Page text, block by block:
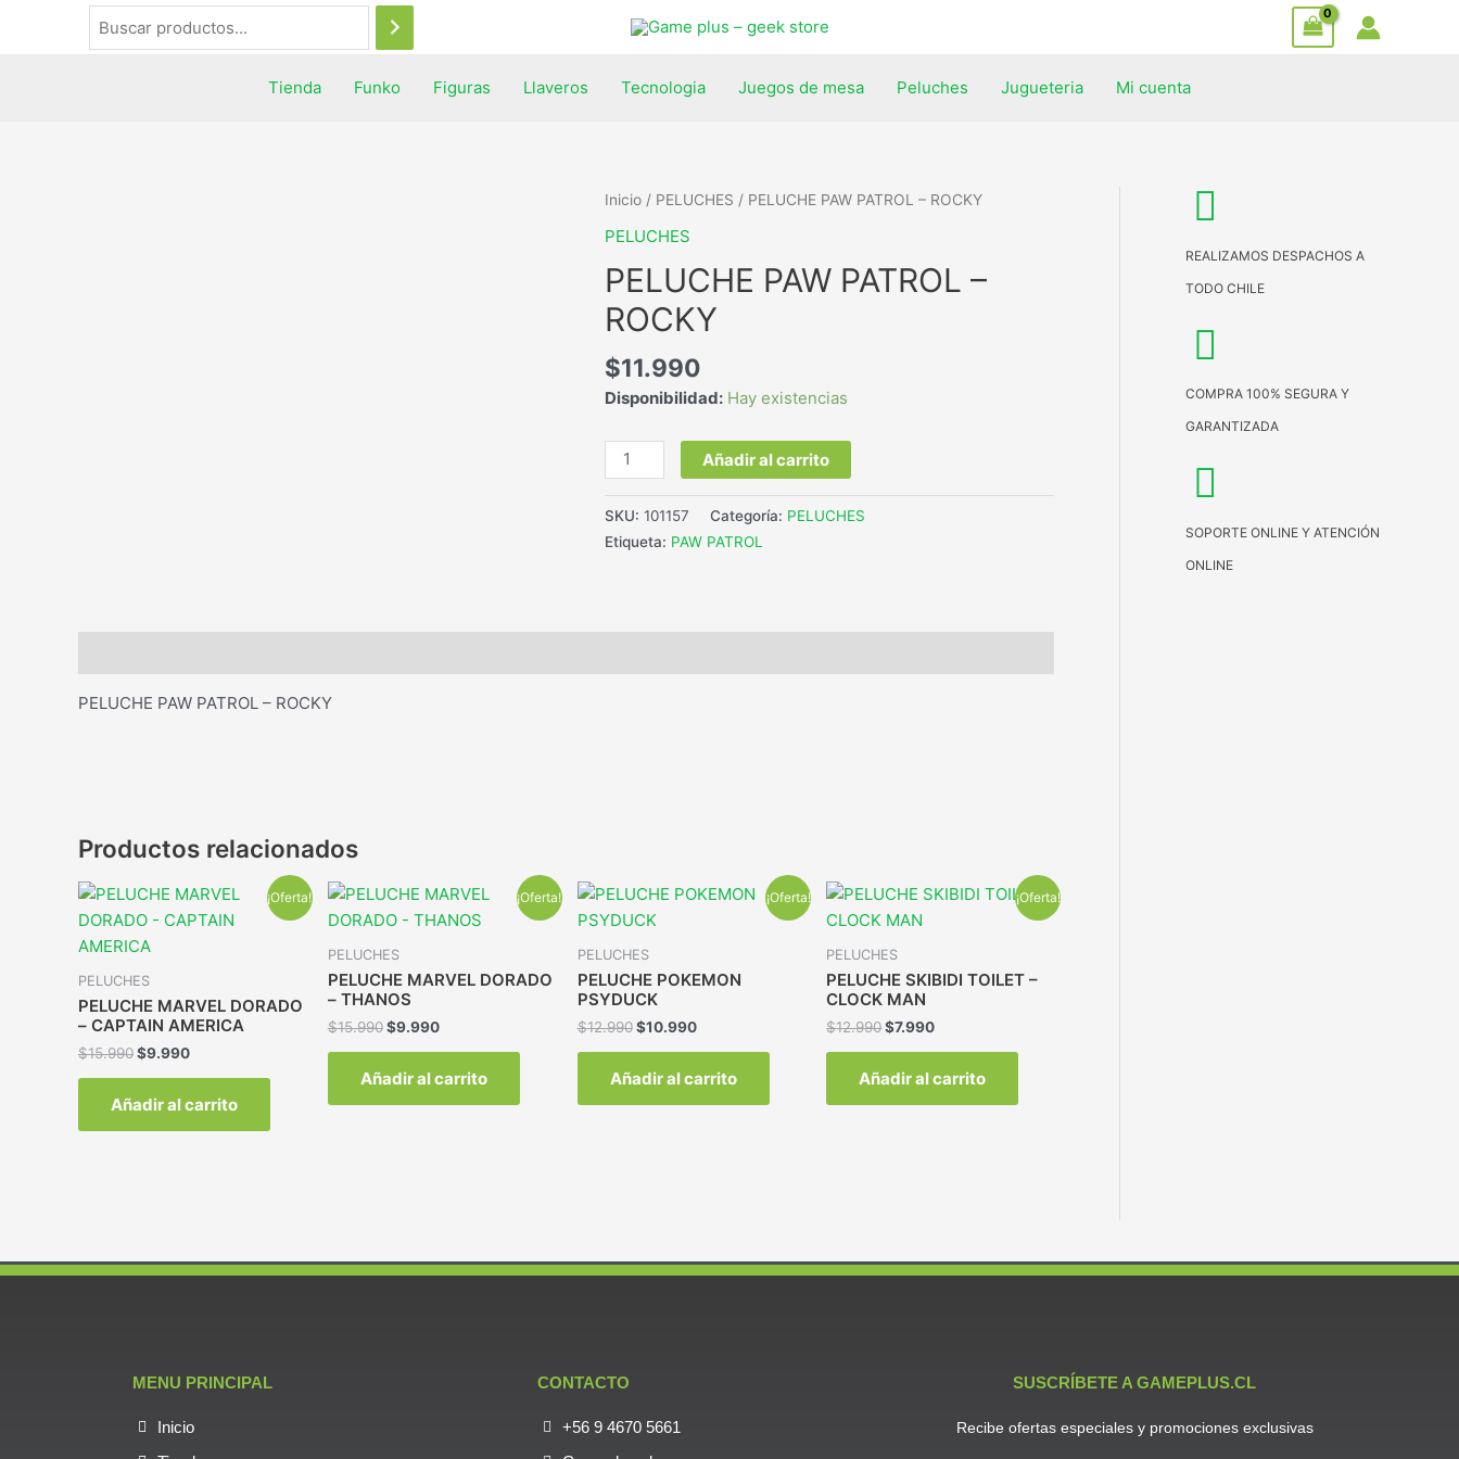
Tienda Funko Figuras Llaveros Tecnologia Juegos de mesa Peluches Jugueteria Mi cuenta
Inicio / PELUCHES / PELUCHE PAW PATROL – ROCKY
PELUCHES
PELUCHE PAW PATROL –
ROCKY
$11.990
Disponibilidad: Hay existencias
Añadir al carrito
SKU:101157 Categoría: PELUCHES
Etiqueta: PAW PATROL
PELUCHE PAW PATROL – ROCKY
Productos relacionados
¡Oferta!
PELUCHES
PELUCHE MARVEL DORADO
– CAPTAIN AMERICA
$15.990$9.990
Añadir al carrito
¡Oferta!
PELUCHES
PELUCHE MARVEL DORADO
– THANOS
$15.990 $9.990
Añadir al carrito
¡Oferta!
PELUCHES
PELUCHE POKEMON
PSYDUCK
$12.990 $10.990
Añadir al carrito
¡Oferta!
PELUCHES
PELUCHE SKIBIDI TOILET –
CLOCK MAN
$12.990 $7.990
Añadir al carrito
REALIZAMOS DESPACHOS A
TODO CHILE
COMPRA 100% SEGURA Y
GARANTIZADA
SOPORTE ONLINE Y ATENCIÓN
ONLINE
MENU PRINCIPAL
Inicio
CONTACTO
+56 9 4670 5661
SUSCRÍBETE A GAMEPLUS.CL
Recibe ofertas especiales y promociones exclusivas